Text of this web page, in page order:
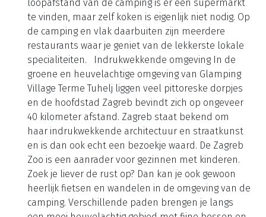
beste massages, behandelingen en thermale
baden. Voor de kleintjes is er een uitgebreid
animatieprogramma en de wifi is van goede
kwaliteit. Aan sportfaciliteiten is er overigens ook
geen gebrek. Op de camping kunnen actievelingen
namelijk hun hart ophalen op de tennisbaan, het
basketbalveld of voetbalveld. Een klein
kinderbadje met waterattracties is het centrale
punt tussen de stacaravans, zodat ouders altijd
zicht kunnen houden op hun kinderen. Op
loopafstand van de camping is er een supermarkt
te vinden, maar zelf koken is eigenlijk niet nodig. Op
de camping en vlak daarbuiten zijn meerdere
restaurants waar je geniet van de lekkerste lokale
specialiteiten. Indrukwekkende omgeving In de